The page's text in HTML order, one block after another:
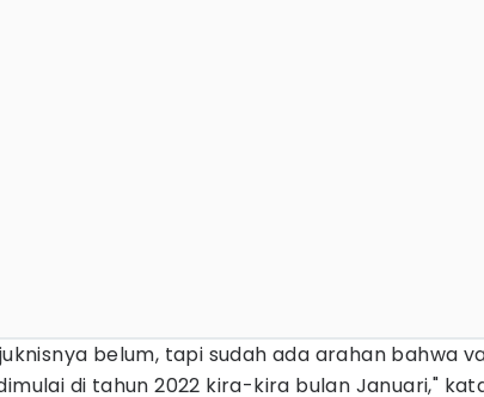
belum, tapi sudah ada arahan bahwa
di tahun 2022 kira-kira bulan Januari,"